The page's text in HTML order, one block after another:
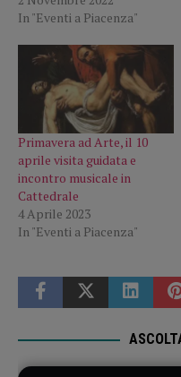
In "Eventi a Piacenza"
Primavera ad Arte, il 10
aprile visita guidata e
incontro musicale in
Cattedrale
4 Aprile 2023
In "Eventi a Piacenza"